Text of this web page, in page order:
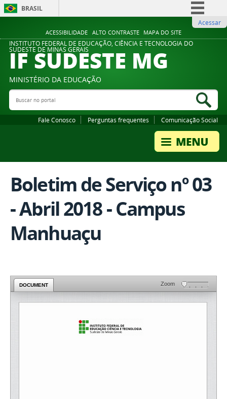
ACESSIBILIDADE ALTO CONTRASTE MAPA DO SITE
BRASIL
Comunica BR
Participe
Legislação
Acessar
INSTITUTO FEDERAL DE EDUCAÇÃO, CIÊNCIA E TECNOLOGIA DO
SUDESTE DE MINAS GERAIS
IF SUDESTE MG
MINISTÉRIO DA EDUCAÇÃO
Buscar no portal
Fale Conosco Perguntas frequentes Comunicação Social
Boletim de Serviço nº 03
- Abril 2018 - Campus
Manhuaçu
DOCUMENT Zoom